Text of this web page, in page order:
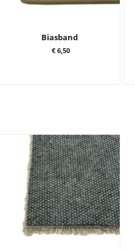
Biasband
€ 6,50